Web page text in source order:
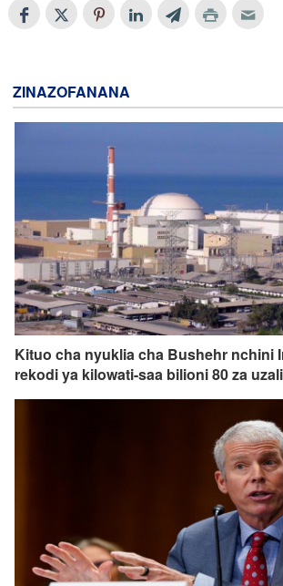
ZINAZOFANANA
Kituo cha nyuklia cha Bushehr nchini
rekodi ya kilowati-saa bilioni 80 za